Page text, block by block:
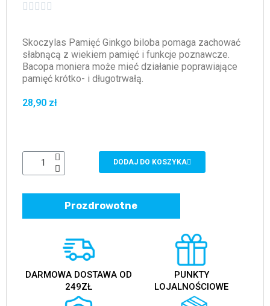
    
Skoczylas Pamięć Ginkgo biloba pomaga zachować
słabnącą z wiekiem pamięć i funkcje poznawcze.
Bacopa moniera może mieć działanie poprawiające
pamięć krótko- i długotrwałą.
28,90 zł
DODAJ DO KOSZYKA
Prozdrowotne
DARMOWA DOSTAWA OD
249ZŁ
PUNKTY
LOJALNOŚCIOWE